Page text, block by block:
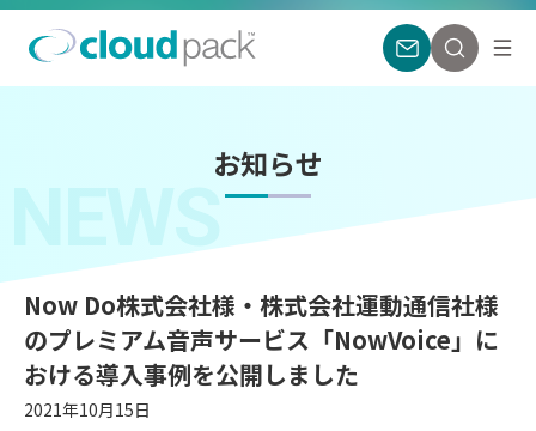
お知らせ
Now Do株式会社様・株式会社運動通信社様
のプレミアム音声サービス「NowVoice」に
おける導入事例を公開しました
2021年10月15日